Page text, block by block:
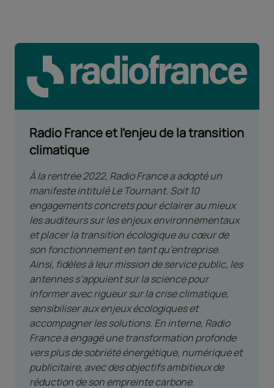
Radio France et l’enjeu de la transition
climatique
À la rentrée 2022, Radio France a adopté un
manifeste intitulé Le Tournant. Soit 10
engagements concrets pour éclairer au mieux
les auditeurs sur les enjeux environnementaux
et placer la transition écologique au cœur de
son fonctionnement en tant qu’entreprise.
Ainsi, fidèles à leur mission de service public, les
antennes s’appuient sur la science pour
informer avec rigueur sur la crise climatique,
sensibiliser aux enjeux écologiques et
accompagner les solutions. En interne, Radio
France a engagé une transformation profonde
vers plus de sobriété énergétique, numérique et
publicitaire, avec des objectifs ambitieux de
réduction de son empreinte carbone.